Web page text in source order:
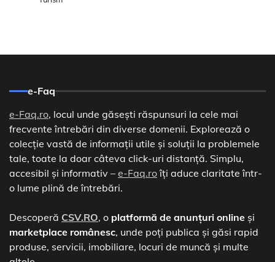
e-Faq
e-Faq.ro, locul unde găsești răspunsuri la cele mai
frecvente întrebări din diverse domenii. Explorează o
colecție vastă de informații utile și soluții la problemele
tale, toate la doar câteva click-uri distanță. Simplu,
accesibil și informativ – e-Faq.roîți aduce claritate într-
o lume plină de întrebări.
Descoperă CSV.RO, o platformă de anunțuri online și
marketplace românesc, unde poți publica și găsi rapid
produse, servicii, imobiliare, locuri de muncă și multe